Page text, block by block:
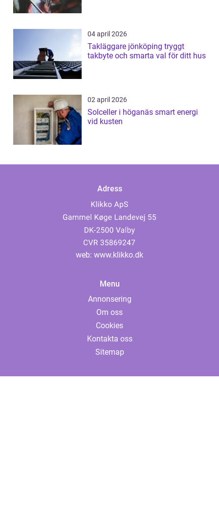
04 april 2026
Takläggare jönköping tryggt
takbyte och smarta val för ditt hus
02 april 2026
Solceller i höganäs smart energi
vid kusten
Adress
web: www.klikko.dk
Menu
Annonsering
Om oss
Cookies
Kontakta oss
Sitemap